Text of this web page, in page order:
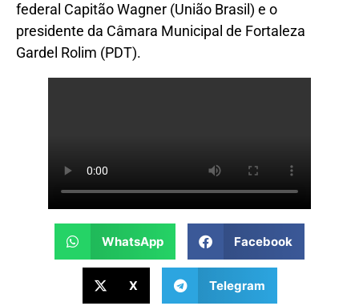
federal Capitão Wagner (União Brasil) e o
presidente da Câmara Municipal de Fortaleza
Gardel Rolim (PDT).
WhatsApp Facebook
X Telegram